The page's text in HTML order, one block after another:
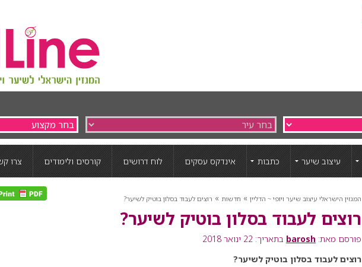
עיצוב שיער כתבות אינדקס עסקים לוח דרושים קורסים ולימודים צרו
המגזין הישראלי עיצוב שיער ויופי ~ הדליין » חדשות » רוצים לעבוד בסלון בוטיק לשיער?
רוצים לעבוד בסלון בוטיק לשיער?
פורסם מאת: barosh בתאריך: 22 ינואר 2018
רוצים לעבוד בסלון בוטיק לשיער?